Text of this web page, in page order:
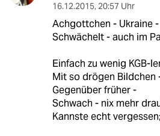
16.12.2015, 20:57 Uhr
Achgottchen - Ukraine -
Schwächelt - auch im
Einfach zu wenig KGB-
Mit so drögen Bildchen
Gegenüber früher -
Schwach - nix mehr
Kannste echt